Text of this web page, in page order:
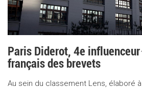
Paris Diderot, 4e influenceur
français des brevets
Au sein du classement Lens, élaboré